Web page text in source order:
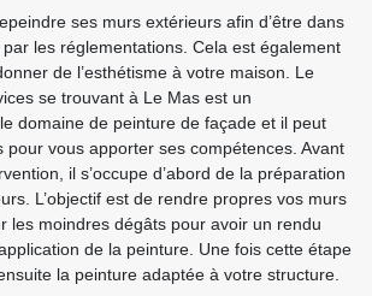
ses murs extérieurs afin d’être dans
les réglementations. Cela est également
de l’esthétisme à votre maison. Le
se trouvant à Le Mas est un
domaine de peinture de façade et il peut
pour vous apporter ses compétences. Avant
il s’occupe d’abord de la préparation
L’objectif est de rendre propres vos murs
les moindres dégâts pour avoir un rendu
de la peinture. Une fois cette étape
la peinture adaptée à votre structure.